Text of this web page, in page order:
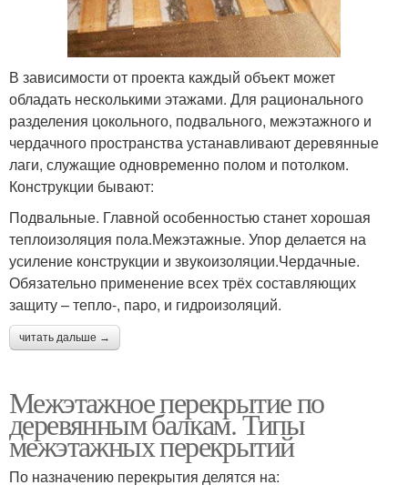
В зависимости от проекта каждый объект может
обладать несколькими этажами. Для рационального
разделения цокольного, подвального, межэтажного и
чердачного пространства устанавливают деревянные
лаги, служащие одновременно полом и потолком.
Конструкции бывают:
Подвальные. Главной особенностью станет хорошая
теплоизоляция пола.Межэтажные. Упор делается на
усиление конструкции и звукоизоляции.Чердачные.
Обязательно применение всех трёх составляющих
защиту – тепло-, паро, и гидроизоляций.
читать дальше →
Межэтажное перекрытие по
деревянным балкам. Типы
межэтажных перекрытий
По назначению перекрытия делятся на: